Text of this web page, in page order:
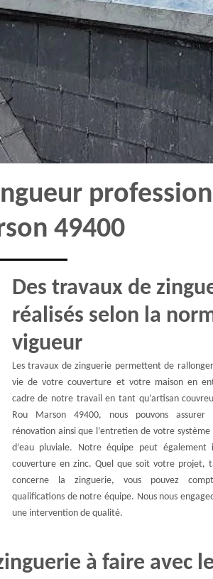
49400
Des travaux de
réalisés selon la
vigueur
Les travaux de zinguerie permettent de
vie de votre couverture et votre maison en
cadre de notre travail en tant qu’artisan
Rou Marson 49400, nous pouvons
rénovation ainsi que l’entretien de votre système
d’eau pluviale. Notre équipe peut également
couverture en zinc. Quel que soit votre projet,
concerne la zinguerie, vous pouvez
qualifications de notre équipe. Nous nous
une intervention de qualité.
à faire avec le